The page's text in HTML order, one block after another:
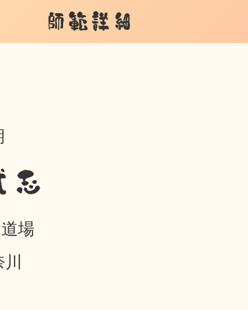
師範詳細
志
場